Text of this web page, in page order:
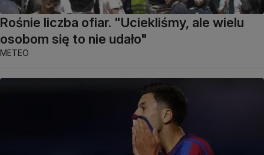
Rośnie liczba ofiar. "Uciekliśmy, ale wielu
osobom się to nie udało"
METEO